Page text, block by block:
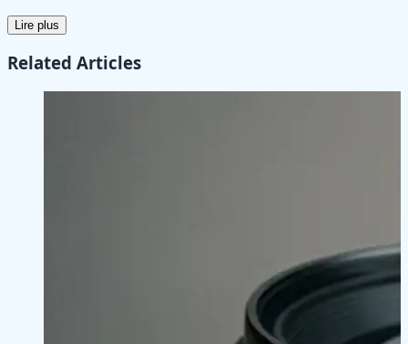
Lire plus
Related Articles